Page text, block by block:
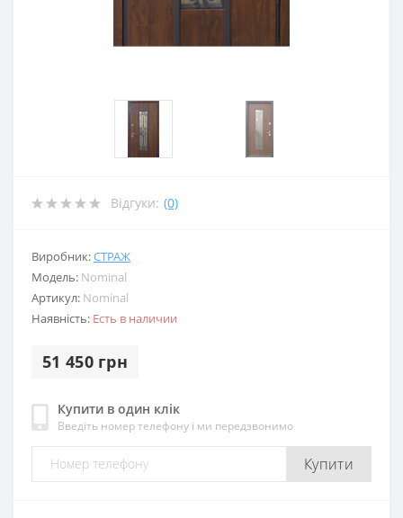
Відгуки: (0)
Виробник:СТРАЖ
Модель: Nominal
Артикул: Nominal
Наявність: Есть в наличии
51 450 грн
Купити в один клік
Введіть номер телефону і ми передзвонимо
Купити